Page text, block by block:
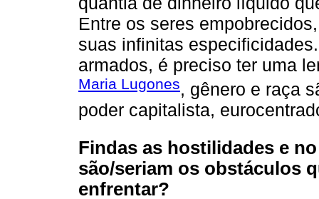
Entre os seres
suas infinitas
armados, é preciso ter uma
Maria Lugones, gênero e raça
poder capitalista,
Findas as hostilidades e
são/seriam os obstáculos
enfrentar?